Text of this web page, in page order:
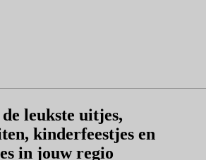
leukste uitjes,
kinderfeestjes en
in jouw regio